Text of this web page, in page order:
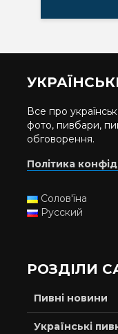
Все про
фото, пивбари,
обговорення.
Політика
Солов'їна
Русский
РОЗДІЛИ
Пивні новини
Українські